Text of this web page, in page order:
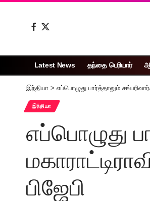
Latest News தந்தை பெரியார்
இந்தியா > எப்பொழுது பார்த்தாலும்
இந்தியா
எப்பொழுது
பிஜேபி